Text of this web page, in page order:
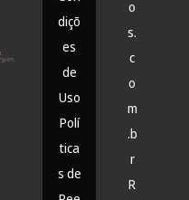
diçõ
es
de
Uso
Polí
tica
s de
o
s.
c
o
m
.b
r
R